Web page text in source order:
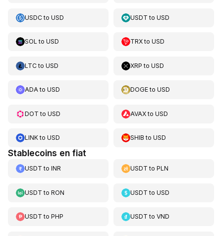
USDCto USD USDT toUSD
SOL to USD TRXtoUSD
LTCto USD XRP toUSD
ADAto USD DOGEtoUSD
DOT to USD AVAXtoUSD
LINKto USD SHIB toUSD
Stablecoins en fiat
USDT to INR USDT toPLN
USDT to RON USDT toUSD
USDT to PHP USDT toVND